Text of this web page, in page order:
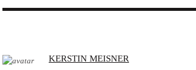
A
KERSTIN MEISNER